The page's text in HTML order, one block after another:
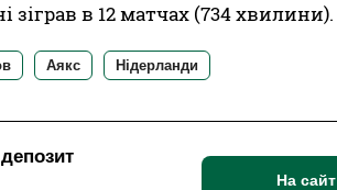
зіграв в 12 матчах (734 хвилини).
Аякс Нідерланди
На сайт